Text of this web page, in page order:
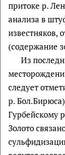
притоке р.
анализа в
известняков,
(содержание
Из
следует
р.
Гурбейскому
Золото